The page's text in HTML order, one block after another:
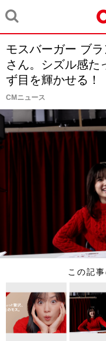
モスバーガー ブ
さん。シズル感た
ず⽬を輝かせる！
CMニュース
この記